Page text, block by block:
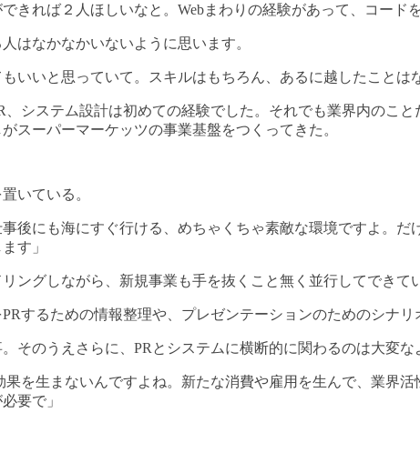
きれば２人ほしいなと。Webまわりの経験があって、コー
はなかなかいないように思います。
いいと思っていて。スキルはもちろん、あるに越したことは
システム設計は初めての経験でした。それでも業界内のこ
スーパーマーケッツの事業基盤をつくってきた。
いている。
事後にも海にすぐ行ける、めちゃくちゃ素敵な環境ですよ。
す」
ングしながら、新規事業も手を抜くこと無く並行してできて
するための情報整理や、プレゼンテーションのためのシナ
そのうえさらに、PRとシステムに横断的に関わるのは大変
果を生まないんですよね。新たな消費や雇用を生んで、業界
要で」